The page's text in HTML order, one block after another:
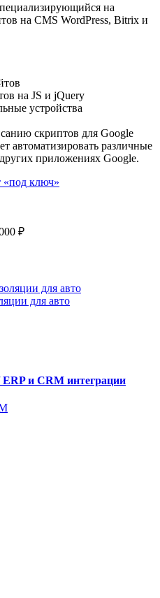
на
на CMS WordPress, Bitrix и
на JS и jQuery
устройства
скриптов для Google
автоматизировать различные
приложениях Google.
«под ключ»
₽
для авто
ERP и CRM интеграции